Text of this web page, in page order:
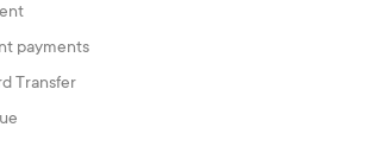
payments
Transfer